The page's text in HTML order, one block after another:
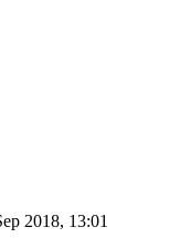
2018, 13:01